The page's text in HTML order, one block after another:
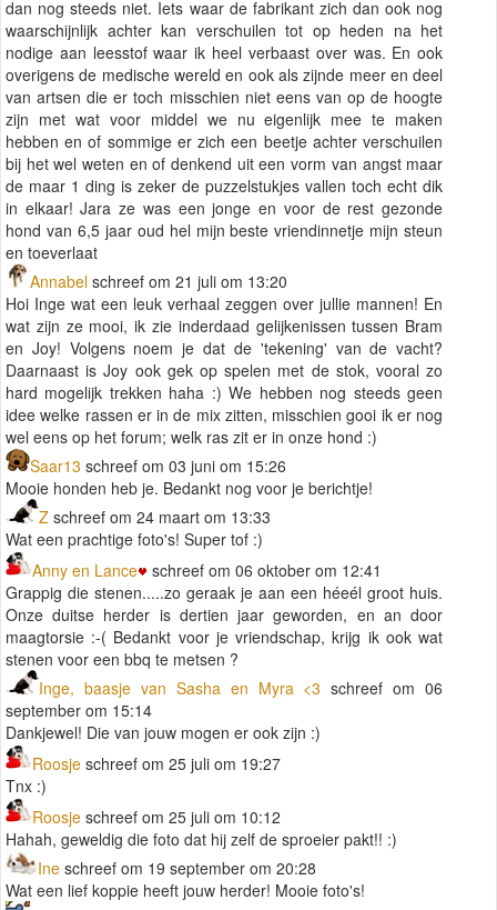
dan nog steeds niet. Iets waar de fabrikant zich dan ook nog
waarschijnlijk achter kan verschuilen tot op heden na het
nodige aan leesstof waar ik heel verbaast over was. En ook
overigens de medische wereld en ook als zijnde meer en deel
van artsen die er toch misschien niet eens van op de hoogte
zijn met wat voor middel we nu eigenlijk mee te maken
hebben en of sommige er zich een beetje achter verschuilen
bij het wel weten en of denkend uit een vorm van angst maar
de maar 1 ding is zeker de puzzelstukjes vallen toch echt dik
in elkaar! Jara ze was een jonge en voor de rest gezonde
hond van 6,5 jaar oud hel mijn beste vriendinnetje mijn steun
en toeverlaat
Annabel schreef om 21 juli om 13:20
Hoi Inge wat een leuk verhaal zeggen over jullie mannen! En
wat zijn ze mooi, ik zie inderdaad gelijkenissen tussen Bram
en Joy! Volgens noem je dat de 'tekening' van de vacht?
Daarnaast is Joy ook gek op spelen met de stok, vooral zo
hard mogelijk trekken haha :) We hebben nog steeds geen
idee welke rassen er in de mix zitten, misschien gooi ik er nog
wel eens op het forum; welk ras zit er in onze hond :)
Saar13 schreef om 03 juni om 15:26
Mooie honden heb je. Bedankt nog voor je berichtje!
Z schreef om 24 maart om 13:33
Wat een prachtige foto's! Super tof :)
Anny en Lance
schreef om 06 oktober om 12:41
Grappig die stenen.....zo geraak je aan een héeél groot huis.
Onze duitse herder is dertien jaar geworden, en an door
maagtorsie :-( Bedankt voor je vriendschap, krijg ik ook wat
stenen voor een bbq te metsen ?
Inge, baasje van Sasha en Myra <3 schreef om 06
september om 15:14
Dankjewel! Die van jouw mogen er ook zijn :)
Roosje schreef om 25 juli om 19:27
Tnx :)
Roosje schreef om 25 juli om 10:12
Hahah, geweldig die foto dat hij zelf de sproeier pakt!! :)
Ine schreef om 19 september om 20:28
Wat een lief koppie heeft jouw herder! Mooie foto's!